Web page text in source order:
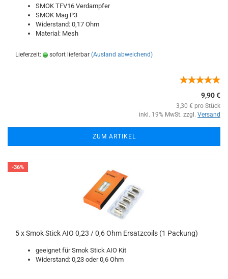
SMOK TFV16 Verdampfer
SMOK Mag P3
Widerstand: 0,17 Ohm
Material: Mesh
Lieferzeit: sofort lieferbar (Ausland abweichend)
9,90 €
3,30 € pro Stück
inkl. 19% MwSt. zzgl. Versand
ZUM ARTIKEL
-36%
5 x Smok Stick AIO 0,23 / 0,6 Ohm Ersatzcoils (1 Packung)
geeignet für Smok Stick AIO Kit
Widerstand: 0,23 oder 0,6 Ohm